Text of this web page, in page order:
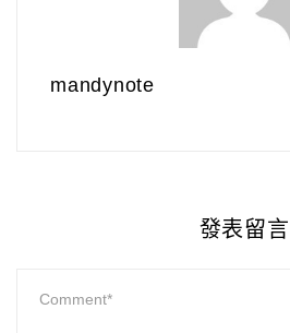
mandynote
發表留言